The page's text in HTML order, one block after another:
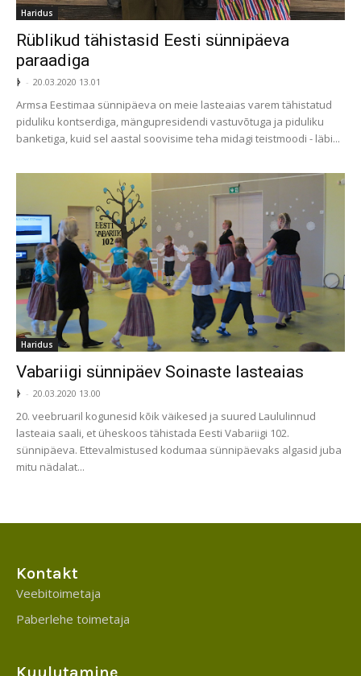
Haridus
Rüblikud tähistasid Eesti sünnipäeva
paraadiga
ᚦ - 20.03.2020 13.01
Armsa Eestimaa sünnipäeva on meie lasteaias varem tähistatud
piduliku kontserdiga, mängupresidendi vastuvõtuga ja piduliku
banketiga, kuid sel aastal soovisime teha midagi teistmoodi - läbi...
Haridus
Vabariigi sünnipäev Soinaste lasteaias
ᚦ - 20.03.2020 13.00
20. veebruaril kogunesid kõik väikesed ja suured Laululinnud
lasteaia saali, et üheskoos tähistada Eesti Vabariigi 102.
sünnipäeva. Ettevalmistused kodumaa sünnipäevaks algasid juba
mitu nädalat...
Kontakt
Veebitoimetaja
Paberlehe toimetaja